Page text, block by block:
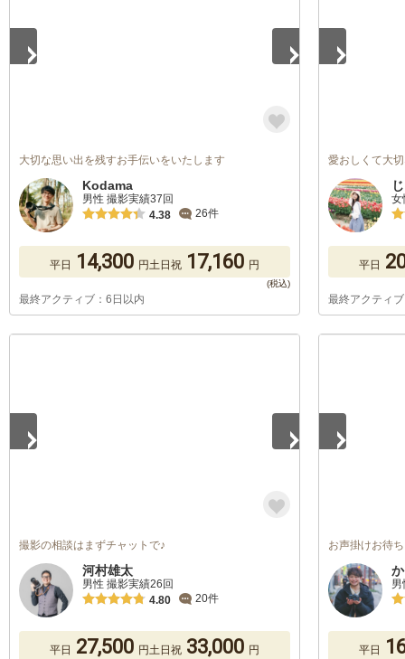
大切な思い出を残すお手伝いをいたします
Kodama
男性 撮影実績37回
4.38
26件
平日 14,300 円土日祝 17,160 円
最終アクティブ：6日以内
愛おしくて大
女
平日
最終アクティ
撮影の相談はまずチャットで♪
河村雄太
男性 撮影実績26回
4.80
20件
平日 27,500 円土日祝 33,000 円
お声掛けお待
平日